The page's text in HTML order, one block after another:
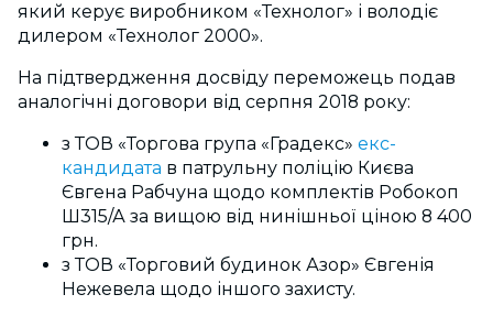
який керує виробником «Технолог» і володіє
дилером «Технолог 2000».
На підтвердження досвіду переможець подав
аналогічні договори від серпня 2018 року:
з ТОВ «Торгова група «Градекс» екс-
кандидата в патрульну поліцію Києва
Євгена Рабчуна щодо комплектів Робокоп
Ш315/А за вищою від нинішньої ціною 8 400
грн.
з ТОВ «Торговий будинок Азор» Євгенія
Нежевела щодо іншого захисту.